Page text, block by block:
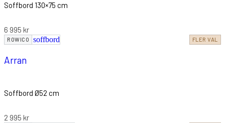
Soffbord 130×75 cm
6 995 kr
ROWICO FLER VAL
Arran
Soffbord Ø52 cm
2 995 kr